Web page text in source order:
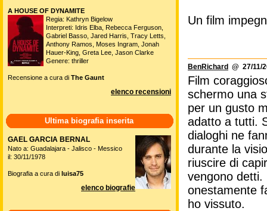
Un film
BenRichard @ 27/11/
Film
schermo una
per un gusto
adatto a tutti.
dialoghi ne
durante la
riuscire di
vengono detti.
onestamente
ho vissuto.
A HOUSE OF DYNAMITE
Regia: Kathryn Bigelow
Interpreti: Idris Elba, Rebecca Ferguson,
Gabriel Basso, Jared Harris, Tracy Letts,
Anthony Ramos, Moses Ingram, Jonah
Hauer-King, Greta Lee, Jason Clarke
Genere: thriller
Recensione a cura di The Gaunt
elenco recensioni
Ultima biografia inserita
GAEL GARCIA BERNAL
Nato a: Guadalajara - Jalisco - Messico
il: 30/11/1978
Biografia a cura di luisa75
elenco biografie